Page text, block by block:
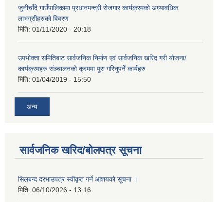
जुनीचाँदे गाउँपालिकामा प्रधानमन्‍त्री रोजगार कार्यक्रमको अध्यावधिक
लाभग्राीहरुको विवरण
मिति: 01/11/2020 - 20:18
उपभोक्ता समितिबाट सार्वजनिक निर्माण एवं सार्वजनिक खरिद गरी योजना/
कार्यक्रमहरु संञ्‍चालनको क्रममा पूरा गरिनुपर्ने कार्यहरु
मिति: 01/04/2019 - 15:50
अन्य
सार्वजनिक खरिद/बोलपत्र सूचना
सिलबन्द दरभाउपत्र स्वीकृत गर्ने आशयको सूचना ।
मिति: 06/10/2026 - 13:16